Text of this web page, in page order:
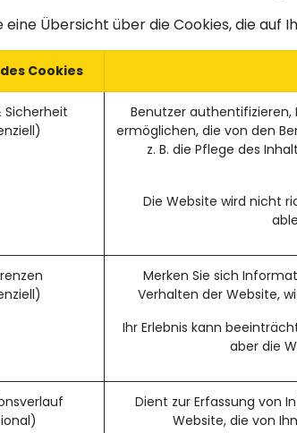
eine Übersicht über die Cookies, die
Cookies
Sicherheit
Benutzer
ermöglichen, die von den
z. B. die Pflege des
Die Website wird nicht
Merken Sie sich
Verhalten der Website,
Ihr Erlebnis kann
aber die
Dient zur Erfassung von
Website, die von